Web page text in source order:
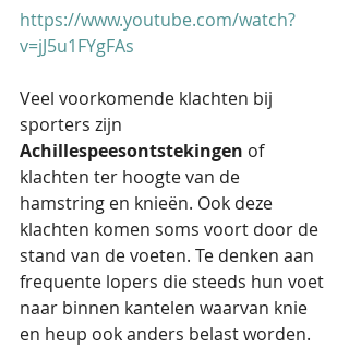
https://www.youtube.com/watch?
v=jJ5u1FYgFAs
Veel voorkomende klachten bij
sporters zijn
Achillespeesontstekingen of
klachten ter hoogte van de
hamstring en knieën. Ook deze
klachten komen soms voort door de
stand van de voeten. Te denken aan
frequente lopers die steeds hun voet
naar binnen kantelen waarvan knie
en heup ook anders belast worden.